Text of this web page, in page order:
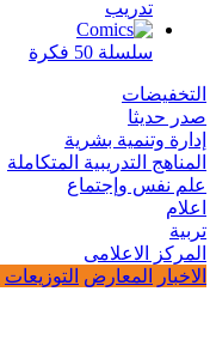
تدريب
سلسلة 50 فكرة
التخفيضات
صدر حديثا
إدارة وتنمية بشرية
المناهج التدريبية المتكاملة
علم نفس وإجتماع
اعلام
تربية
المركز الاعلامى
الاخبار
المعارض التوزيعات